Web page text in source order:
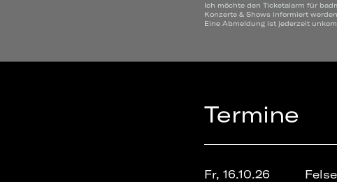
Ich möchte den Ticketalarm für
Konzerte & Shows informiert
Eine Abmeldung ist jederzeit
Termine
Fr, 16.10.26